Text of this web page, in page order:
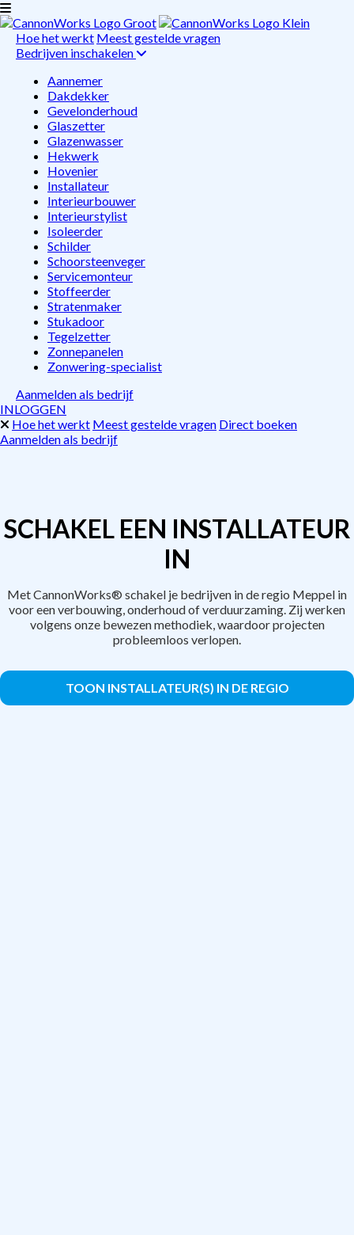
Hoe het werkt Meest gestelde vragen
Bedrijven inschakelen
Aannemer
Dakdekker
Gevelonderhoud
Glaszetter
Glazenwasser
Hekwerk
Hovenier
Installateur
Interieurbouwer
Interieurstylist
Isoleerder
Schilder
Schoorsteenveger
Servicemonteur
Stoffeerder
Stratenmaker
Stukadoor
Tegelzetter
Zonnepanelen
Zonwering-specialist
Aanmelden als bedrijf
INLOGGEN
Hoe het werkt Meest gestelde vragen Direct boeken
Aanmelden als bedrijf
SCHAKEL EEN INSTALLATEUR
IN
Met CannonWorks® schakel je bedrijven in de regio Meppel in
voor een verbouwing, onderhoud of verduurzaming. Zij werken
volgens onze bewezen methodiek, waardoor projecten
probleemloos verlopen.
TOON INSTALLATEUR(S) IN DE REGIO